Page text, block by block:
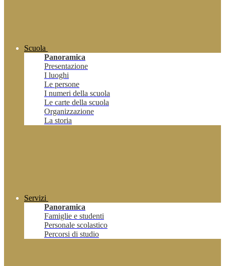
Scuola
Panoramica
Presentazione
I luoghi
Le persone
I numeri della scuola
Le carte della scuola
Organizzazione
La storia
Servizi
Panoramica
Famiglie e studenti
Personale scolastico
Percorsi di studio